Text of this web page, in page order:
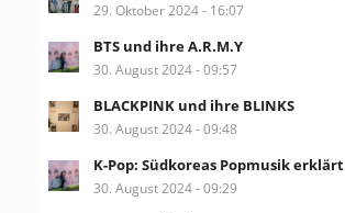
29. Oktober 2024 - 16:07
BTS und ihre A.R.M.Y
30. August 2024 - 09:57
BLACKPINK und ihre BLINKS
30. August 2024 - 09:48
K-Pop: Südkoreas Popmusik erklärt
30. August 2024 - 09:29